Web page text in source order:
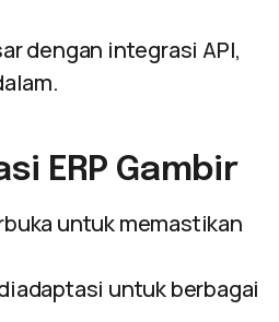
dengan integrasi API,
ERP Gambir
untuk memastikan
untuk berbagai